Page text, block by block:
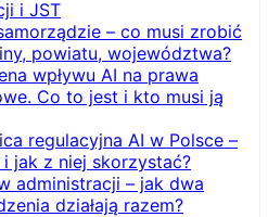
i JST
– co musi zrobić
powiatu, województwa?
wpływu AI na prawa
Co to jest i kto musi ją
regulacyjna AI w Polsce –
jak z niej skorzystać?
administracji – jak dwa
działają razem?